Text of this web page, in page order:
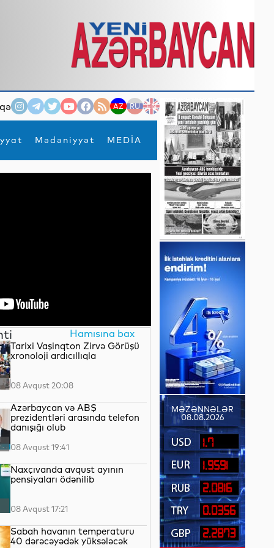
AZ RU EN
Mədəniyyət MEDİA
×
Hamısına bax
Tarixi Vaşinqton Zirvə Görüşü
xronoloji ardıcıllıqla
08 Avqust 20:08
Azərbaycan və ABŞ
prezidentləri arasında telefon
danışığı olub
08 Avqust 19:41
Naxçıvanda avqust ayının
pensiyaları ödənilib
08 Avqust 17:21
Sabah havanın temperaturu
40 dərəcəyədək yüksələcək
MƏZƏNNƏLƏR
08.08.2026
1.7
1.9591
2.0816
0.0356
2.2873